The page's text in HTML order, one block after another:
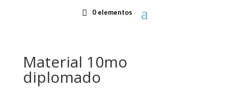
0 elementos
Material 10mo
diplomado